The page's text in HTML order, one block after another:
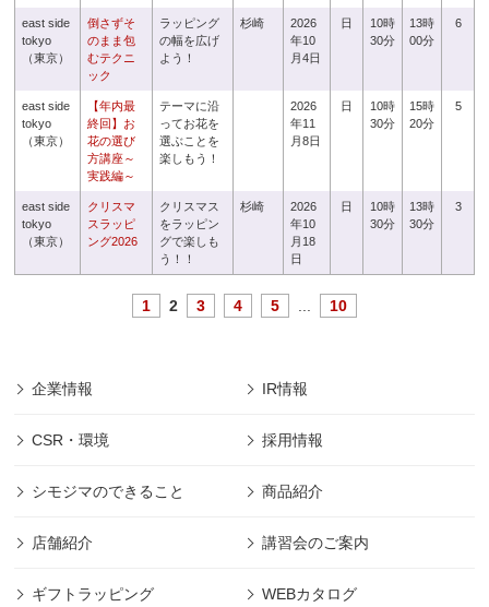
east side
tokyo
（東京）
倒さずそ
のまま包
むテクニ
ック
ラッピング
の幅を広げ
よう！
杉崎
2026
年10
月4日
日
10時
30分
13時
00分
6
east side
tokyo
（東京）
【年内最
終回】お
花の選び
方講座～
実践編～
テーマに沿
ってお花を
選ぶことを
楽しもう！
2026
年11
月8日
日
10時
30分
15時
20分
5
east side
tokyo
（東京）
クリスマ
スラッピ
ング2026
クリスマス
をラッピン
グで楽しも
う！！
杉崎
2026
年10
月18
日
日
10時
30分
13時
30分
3
1 2 3 4 5 10
企業情報 IR情報
CSR・環境 採用情報
シモジマのできること 商品紹介
店舗紹介 講習会のご案内
ギフトラッピング WEBカタログ